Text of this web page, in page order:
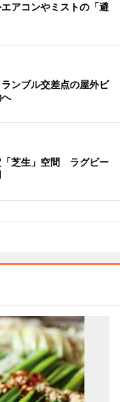
アコンやミストの「避
ンブル交差点の屋外ビ
「芝生」空間 ラグビー